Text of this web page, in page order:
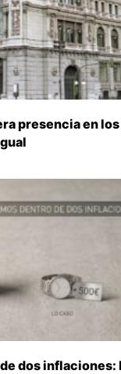
presencia en
dos inflaciones: